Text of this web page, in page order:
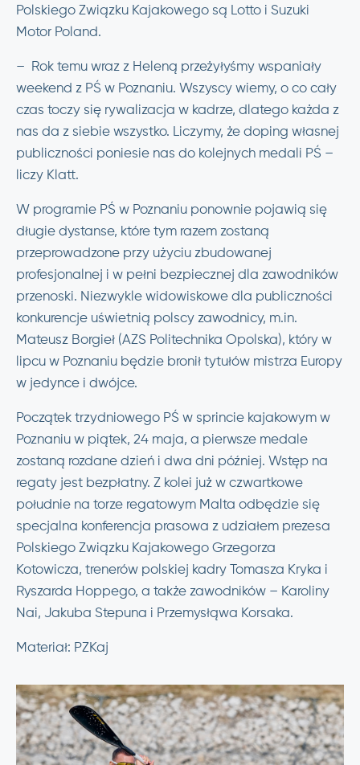
Polskiego Związku Kajakowego są Lotto i Suzuki
Motor Poland.
– Rok temu wraz z Heleną przeżyłyśmy wspaniały
weekend z PŚ w Poznaniu. Wszyscy wiemy, o co cały
czas toczy się rywalizacja w kadrze, dlatego każda z
nas da z siebie wszystko. Liczymy, że doping własnej
publiczności poniesie nas do kolejnych medali PŚ –
liczy Klatt.
W programie PŚ w Poznaniu ponownie pojawią się
długie dystanse, które tym razem zostaną
przeprowadzone przy użyciu zbudowanej
profesjonalnej i w pełni bezpiecznej dla zawodników
przenoski. Niezwykle widowiskowe dla publiczności
konkurencje uświetnią polscy zawodnicy, m.in.
Mateusz Borgieł (AZS Politechnika Opolska), który w
lipcu w Poznaniu będzie bronił tytułów mistrza Europy
w jedynce i dwójce.
Początek trzydniowego PŚ w sprincie kajakowym w
Poznaniu w piątek, 24 maja, a pierwsze medale
zostaną rozdane dzień i dwa dni później. Wstęp na
regaty jest bezpłatny. Z kolei już w czwartkowe
południe na torze regatowym Malta odbędzie się
specjalna konferencja prasowa z udziałem prezesa
Polskiego Związku Kajakowego Grzegorza
Kotowicza, trenerów polskiej kadry Tomasza Kryka i
Ryszarda Hoppego, a także zawodników – Karoliny
Nai, Jakuba Stepuna i Przemysłąwa Korsaka.
Materiał: PZKaj